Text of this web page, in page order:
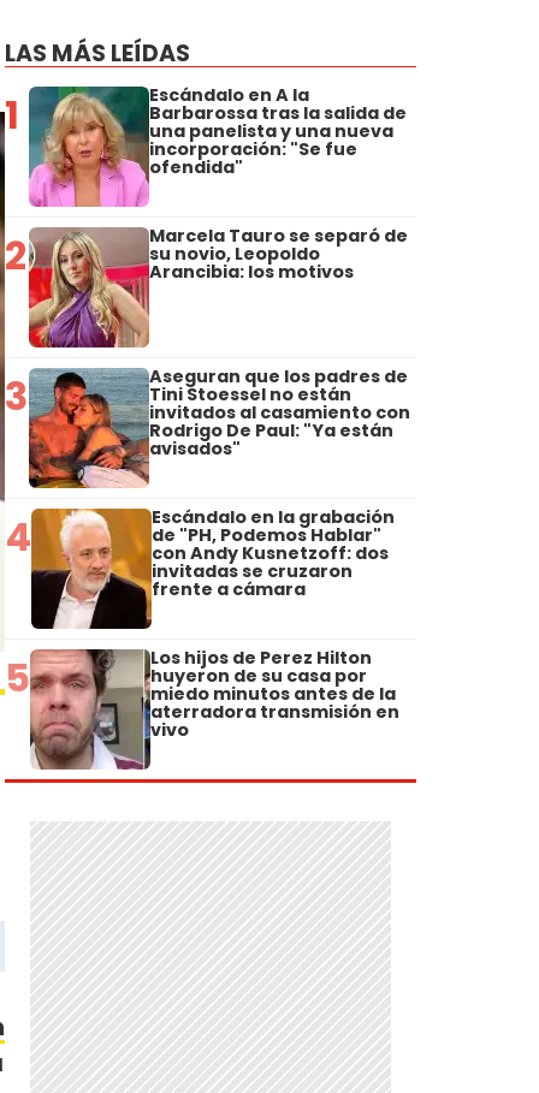
LAS MÁS LEÍDAS
1 Escándalo en A la
Barbarossa tras la salida de
una panelista y una nueva
incorporación: "Se fue
ofendida"
2 Marcela Tauro se separó de
su novio, Leopoldo
Arancibia: los motivos
3 Aseguran que los padres de
Tini Stoessel no están
invitados al casamiento con
Rodrigo De Paul: "Ya están
avisados"
4 Escándalo en la grabación
de "PH, Podemos Hablar"
con Andy Kusnetzoff: dos
invitadas se cruzaron
frente a cámara
5 Los hijos de Perez Hilton
huyeron de su casa por
miedo minutos antes de la
aterradora transmisión en
vivo